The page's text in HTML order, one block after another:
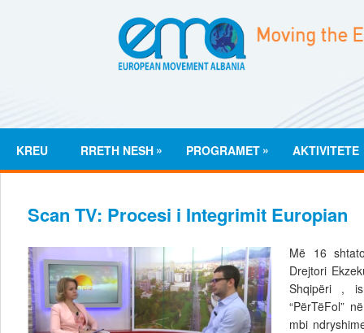
KREU RRETH NESH » PROGRAMET » AKTIVITETE
Scan TV: Procesi i Integrimit Europian
Më 16
Drejtori
Shqipëri ,
“PërTëFol”
mbi